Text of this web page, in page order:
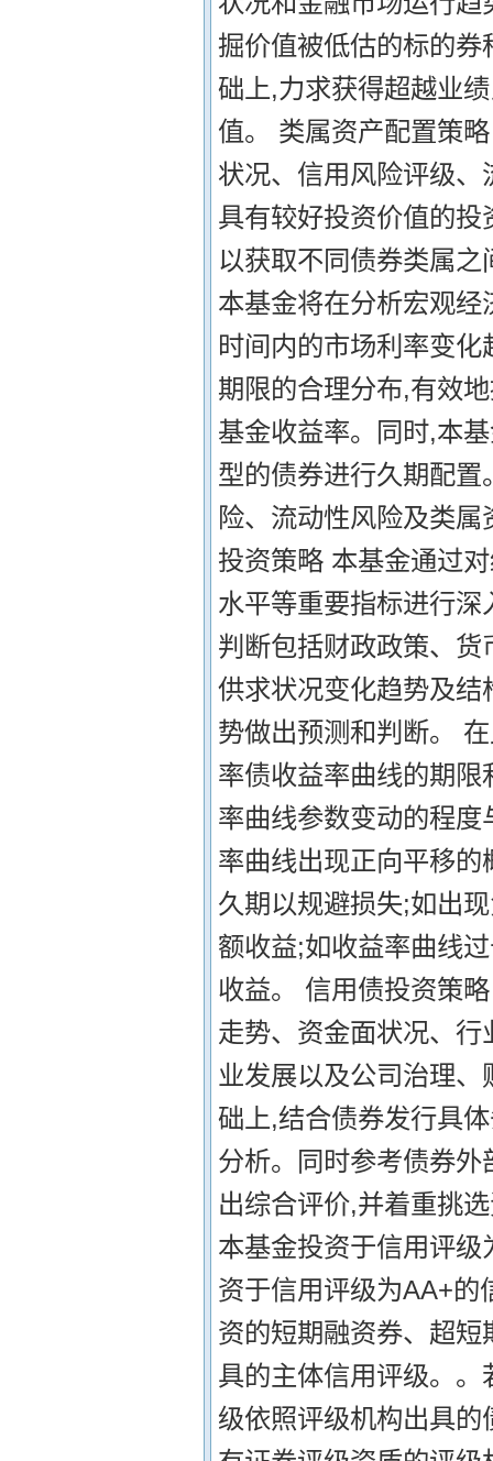
掘价值被低估的标的
础上,力求获得超越业
值。 类属资产配置策
状况、信用风险评级
具有较好投资价值的
以获取不同债券类属
本基金将在分析宏观
时间内的市场利率变
期限的合理分布,有效
基金收益率。同时,本
型的债券进行久期配
险、流动性风险及类
投资策略 本基金通过
水平等重要指标进行
判断包括财政政策、
供求状况变化趋势及
势做出预测和判断。
率债收益率曲线的期
率曲线参数变动的程
率曲线出现正向平移
久期以规避损失;如出
额收益;如收益率曲线
收益。 信用债投资策
走势、资金面状况、
业发展以及公司治理
础上,结合债券发行具
分析。同时参考债券
出综合评价,并着重挑
本基金投资于信用评
资于信用评级为AA+的
资的短期融资券、超
具的主体信用评级。
级依照评级机构出具